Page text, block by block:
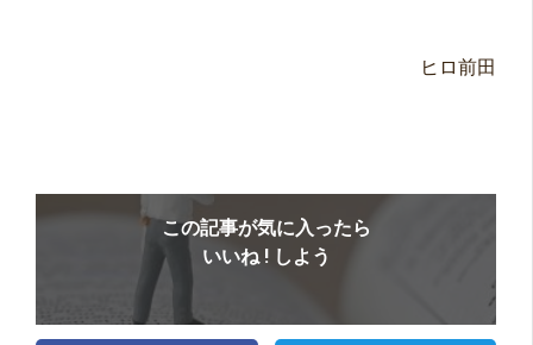
ヒロ前田
この記事が気に入ったら
いいね ! しよう